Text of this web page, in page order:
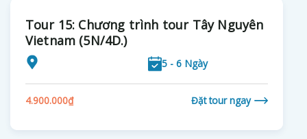
Tour 15: Chương trình tour Tây Nguyên
Vietnam (5N/4D.)
5 - 6 Ngày
4.900.000₫ Đặt tour ngay